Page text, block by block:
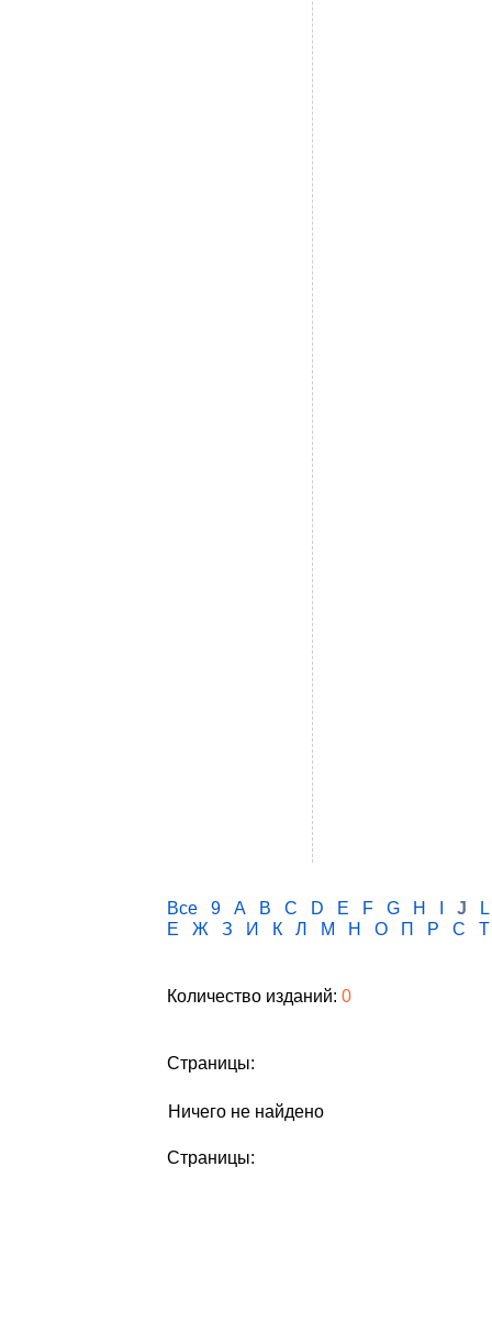
Все 9 A B C D E F G H J
L
Е
Ж З И К Л М Н О П Р С Т
Количество изданий: 0
Страницы:
Ничего не найдено
Страницы: